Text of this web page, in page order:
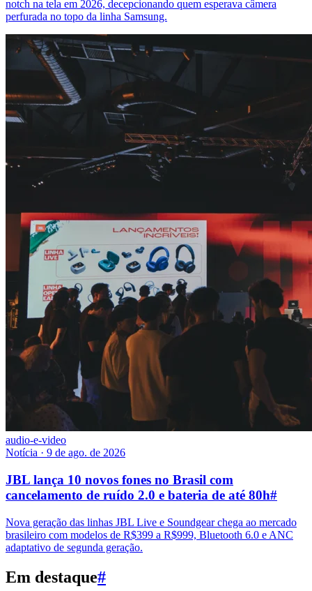
notch na tela em 2026, decepcionando quem esperava câmera
perfurada no topo da linha Samsung.
audio-e-video
Notícia · 9 de ago. de 2026
JBL lança 10 novos fones no Brasil com
cancelamento de ruído 2.0 e bateria de até 80h#
Nova geração das linhas JBL Live e Soundgear chega ao mercado
brasileiro com modelos de R$399 a R$999, Bluetooth 6.0 e ANC
adaptativo de segunda geração.
Em destaque#